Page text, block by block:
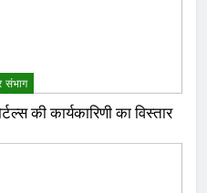
संभाग
की कार्यकारिणी का विस्तार